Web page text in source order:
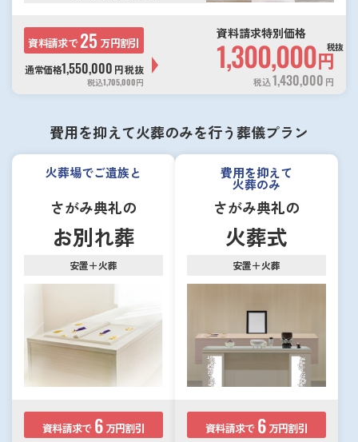
資料請求で 25 万円割引
通常価格1,550,000 円税抜
税込1,705,000円
資料請求特別価格
1,300,000円
税抜
税込1,430,000 円
費用を抑えて火葬のみを行う葬儀プラン
火葬場でご遺族と
さがみ典礼の
お別れ葬
安置＋火葬
資料請求で 6 万円割引
費用を抑えて
火葬のみ
さがみ典礼の
火葬式
安置＋火葬
資料請求で 6 万円割引